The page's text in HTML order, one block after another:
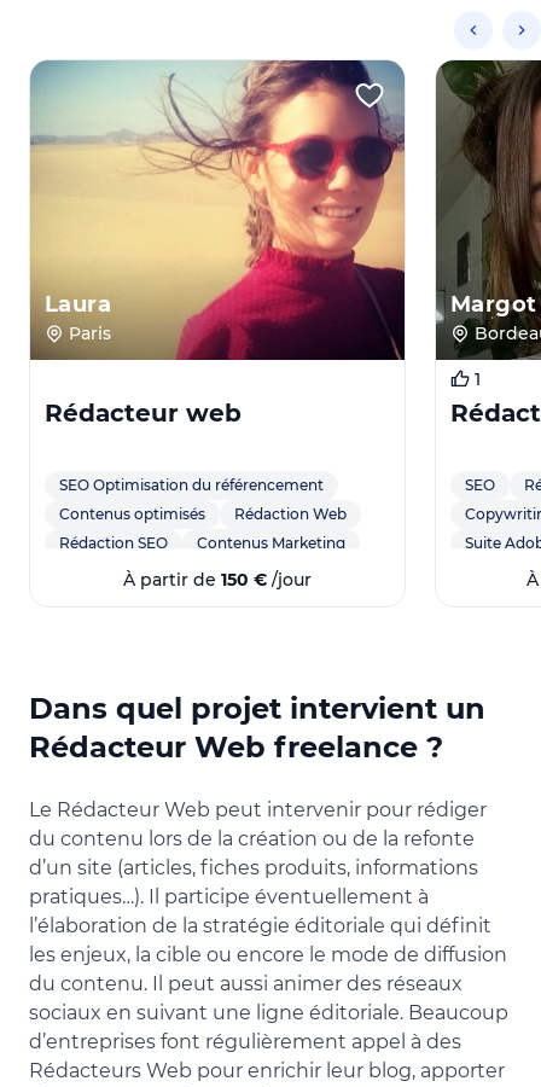
Laura
Paris
Rédacteur web
SEO Optimisation du référencement
Contenus optimisés
Rédaction Web
Rédaction SEO
Contenus Marketing
À partir de 150 € /jour
Margot
1
SEO
Suite
E-
Dans quel projet intervient un
Rédacteur Web freelance ?
Le Rédacteur Web peut intervenir pour rédiger
du contenu lors de la création ou de la refonte
d’un site (articles, fiches produits, informations
pratiques…). Il participe éventuellement à
l’élaboration de la stratégie éditoriale qui définit
les enjeux, la cible ou encore le mode de diffusion
du contenu. Il peut aussi animer des réseaux
sociaux en suivant une ligne éditoriale. Beaucoup
d’entreprises font régulièrement appel à des
Rédacteurs Web pour enrichir leur blog, apporter